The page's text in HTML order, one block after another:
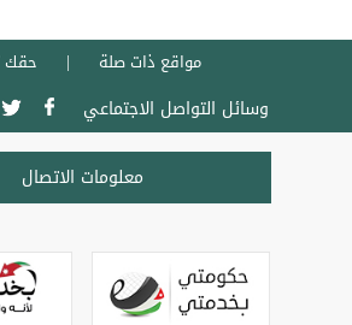
مواقع ذات صلة حقك
وسائل التواصل الاجتماعي
معلومات الاتصال